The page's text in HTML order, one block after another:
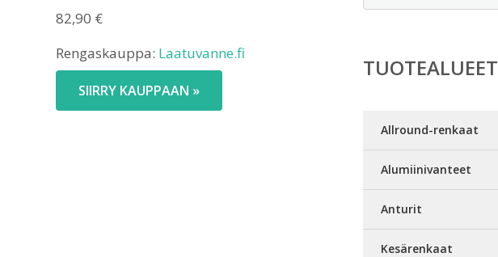
82,90 €
Rengaskauppa: Laatuvanne.fi
SIIRRY KAUPPAAN »
TUOTEALUEET
Allround-renkaat
Alumiinivanteet
Anturit
Kesärenkaat